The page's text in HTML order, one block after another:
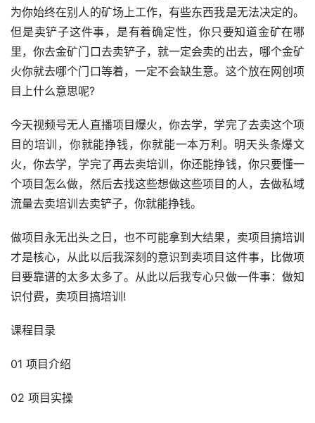
为你始终在别人的矿场上工作，有些东西我是无法决定的。
但是卖铲子这件事，是有着确定性，你只要知道金矿在哪
里，你去金矿门口去卖铲子，就一定会卖的出去，哪个金矿
火你就去哪个门口等着，一定不会缺生意。这个放在网创项
目上什么意思呢?
今天视频号无人直播项目爆火，你去学，学完了去卖这个项
目的培训，你就能挣钱，你就能一本万利。明天头条爆文
火，你去学，学完了再去卖培训，你还能挣钱，你只要懂一
个项目怎么做，然后去找这些想做这些项目的人，去做私域
流量去卖培训去卖铲子，你就能挣钱。
做项目永无出头之日，也不可能拿到大结果，卖项目搞培训
才是核心，从此以后我深刻的意识到卖项目这件事，比做项
目要靠谱的太多太多了。从此以后我专心只做一件事：做知
识付费，卖项目搞培训!
课程目录
01 项目介绍
02 项目实操